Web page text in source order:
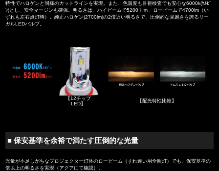
特性でハロゲンと同様のカットラインを実現。また、色温度も目視検査でも安心な6000k(ｹﾙﾋﾞ
ﾝ)とし、安全マージンも確保。明るさは、ハイビームで5200ｌｍ、ロービームで4700lm（い
ずれも左右点灯時）。純正ハロゲン(2700lm)の2倍近い明るさで、圧倒的な見易さを誇るリー
ガルLEDバルブ。
【12チップ
LED】
【配光特性比較】
■ 保安基準を余裕で満たす圧倒的な光量
光量が不足しがちなプロジェクター灯体のロービーム（すれ違い用全照灯）でも、保安基準の
倍以上の明るさを実現（アクアにて確認）。